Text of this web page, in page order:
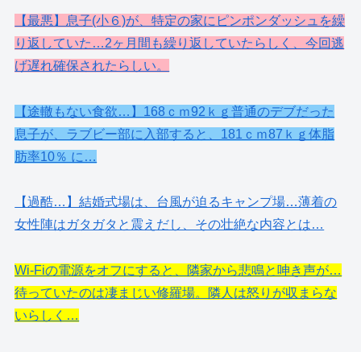
【最悪】息子(小６)が、特定の家にピンポンダッシュを繰
り返していた…2ヶ月間も繰り返していたらしく、今回逃
げ遅れ確保されたらしい。
【途轍もない食欲…】168ｃｍ92ｋｇ普通のデブだった
息子が、ラブビー部に入部すると、181ｃｍ87ｋｇ体脂
肪率10％ に…
【過酷…】結婚式場は、台風が迫るキャンプ場…薄着の
女性陣はガタガタと震えだし、その壮絶な内容とは…
Wi-Fiの電源をオフにすると、隣家から悲鳴と呻き声が…
待っていたのは凄まじい修羅場。隣人は怒りが収まらな
いらしく…